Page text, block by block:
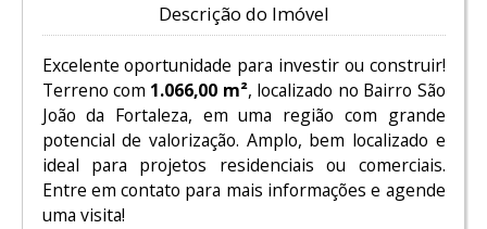
Descrição do Imóvel
Excelente oportunidade para investir ou construir!
Terreno com 1.066,00 m², localizado no Bairro São
João da Fortaleza, em uma região com grande
potencial de valorização. Amplo, bem localizado e
ideal para projetos residenciais ou comerciais.
Entre em contato para mais informações e agende
uma visita!